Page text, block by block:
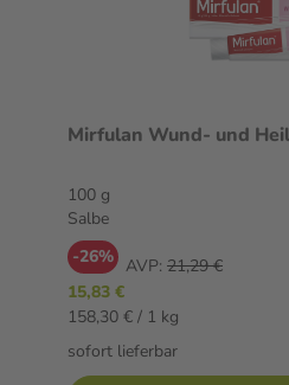
Mirfulan Wund- und
100 g
Salbe
-26% AVP: 21,29 €
15,83 €
158,30 € / 1 kg
sofort lieferbar